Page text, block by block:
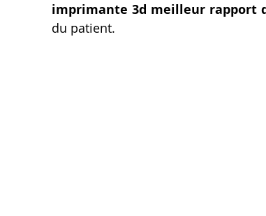
imprimante 3d meilleur rapport
du patient.